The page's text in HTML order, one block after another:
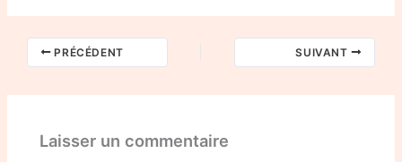
PRÉCÉDENT SUIVANT
Laisser un commentaire